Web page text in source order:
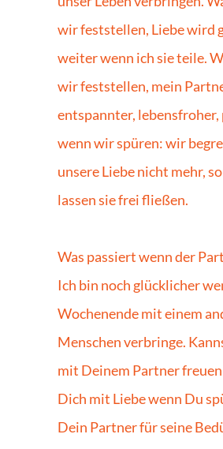
wir feststellen, Liebe wird
weiter wenn ich sie teile.
wir feststellen, mein
entspannter,
wenn wir spüren: wir
unsere Liebe nicht mehr,
lassen sie frei fließen.
Was passiert wenn der
Ich bin noch glücklicher
Wochenende mit einem
Menschen verbringe.
mit Deinem Partner freuen
Dich mit Liebe wenn Du
Dein Partner für seine